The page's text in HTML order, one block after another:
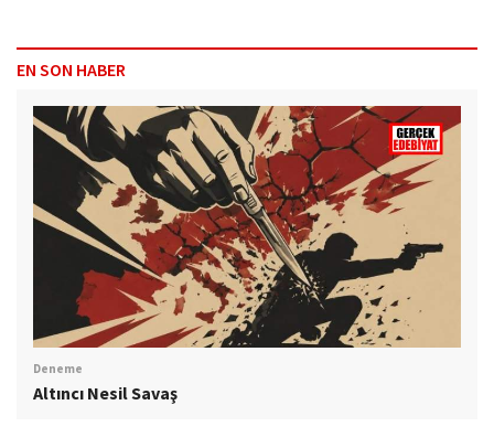
EN SON HABER
Deneme
Altıncı Nesil Savaş